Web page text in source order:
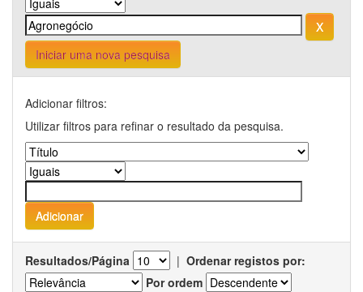
Iniciar uma nova pesquisa
Adicionar filtros:
Utilizar filtros para refinar o resultado da pesquisa.
Resultados/Página | Ordenar registos por:
Por ordem